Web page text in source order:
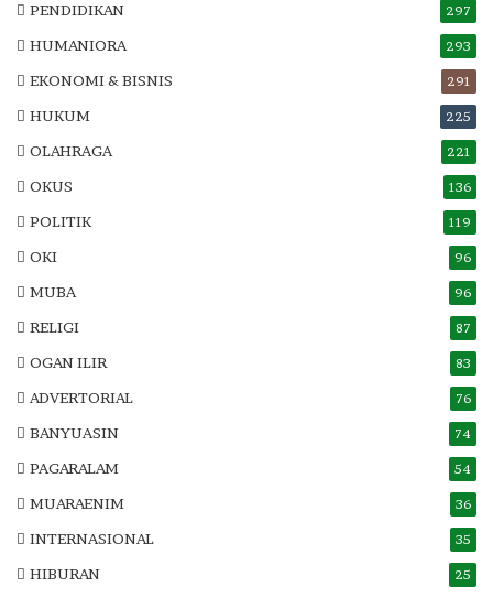
PENDIDIKAN 297
HUMANIORA 293
EKONOMI & BISNIS 291
HUKUM 225
OLAHRAGA 221
OKUS 136
POLITIK 119
OKI 96
MUBA 96
RELIGI 87
OGAN ILIR 83
ADVERTORIAL 76
BANYUASIN 74
PAGARALAM 54
MUARAENIM 36
INTERNASIONAL 35
HIBURAN 25